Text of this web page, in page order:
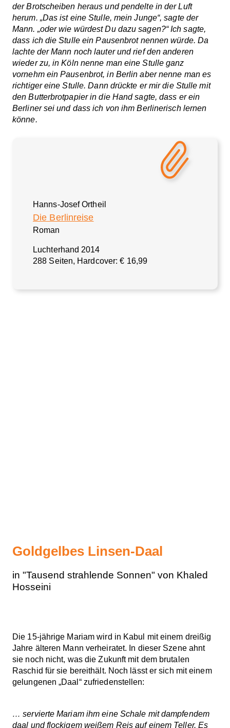
der Brotscheiben heraus und pendelte in der Luft
herum. „Das ist eine Stulle, mein Junge“, sagte der
Mann. „oder wie würdest Du dazu sagen?“ Ich sagte,
dass ich die Stulle ein Pausenbrot nennen würde. Da
lachte der Mann noch lauter und rief den anderen
wieder zu, in Köln nenne man eine Stulle ganz
vornehm ein Pausenbrot, in Berlin aber nenne man es
richtiger eine Stulle. Dann drückte er mir die Stulle mit
den Butterbrotpapier in die Hand sagte, dass er ein
Berliner sei und dass ich von ihm Berlinerisch lernen
könne.
Hanns-Josef Ortheil
Die Berlinreise
Roman
Luchterhand 2014
288 Seiten, Hardcover: € 16,99
Goldgelbes Linsen-Daal
in "Tausend strahlende Sonnen" von Khaled
Hosseini
Die 15-jährige Mariam wird in Kabul mit einem dreißig
Jahre älteren Mann verheiratet. In dieser Szene ahnt
sie noch nicht, was die Zukunft mit dem brutalen
Raschid für sie bereithält. Noch lässt er sich mit einem
gelungenen „Daal“ zufriedenstellen:
… servierte Mariam ihm eine Schale mit dampfendem
daal und flockigem weißem Reis auf einem Teller. Es